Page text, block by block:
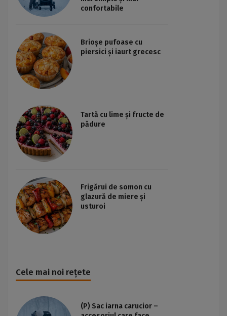
confortabile
Brioșe pufoase cu
piersici și iaurt grecesc
Tartă cu lime și fructe de
pădure
Frigărui de somon cu
glazură de miere și
usturoi
Cele mai noi rețete
(P) Sac iarna carucior –